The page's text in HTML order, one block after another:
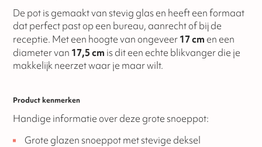
De pot is gemaakt van stevig glas en heeft een formaat
dat perfect past op een bureau, aanrecht of bij de
receptie. Met een hoogte van ongeveer 17 cm en een
diameter van 17,5 cm is dit een echte blikvanger die je
makkelijk neerzet waar je maar wilt.
Product kenmerken
Handige informatie over deze grote snoeppot:
Grote glazen snoeppot met stevige deksel